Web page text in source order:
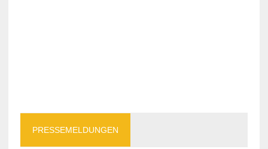
PRESSEMELDUNGEN